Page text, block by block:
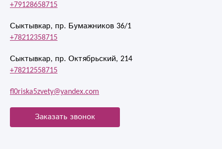
+79128658715
Сыктывкар, пр. Бумажников 36/1
+78212358715
Сыктывкар, пр. Октябрьский, 214
+78212558715
fl0riska5zvety@yandex.com
Заказать звонок